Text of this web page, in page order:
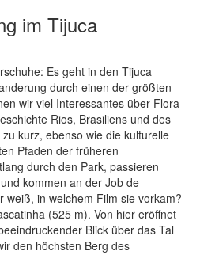
im Tijuca
Es geht in den Tijuca
durch einen der größten
wir viel Interessantes über Flora
Rios, Brasiliens und des
kurz, ebenso wie die kulturelle
Pfaden der früheren
durch den Park, passieren
kommen an der Job de
weiß, in welchem Film sie vorkam?
(525 m). Von hier eröffnet
Blick über das Tal
den höchsten Berg des